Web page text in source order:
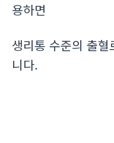
용하면
생리통 수준의 출
니다.